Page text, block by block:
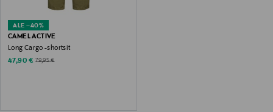
ALE –40%
CAMEL ACTIVE
Long Cargo -shortsit
Discounted Price
47,90 € Original Price
79,95 €